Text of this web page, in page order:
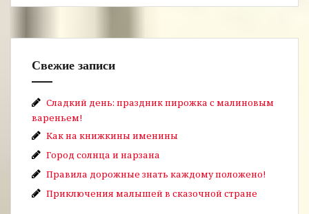
Свежие записи
Сладкий день: праздник пирожка с малиновым
вареньем!
Как на книжкины именины
Город солнца и нарзана
Правила дорожные знать каждому положено!
Приключения малышей в сказочной стране